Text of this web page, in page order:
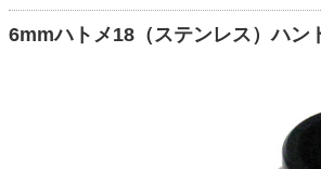
6mmハトメ18（ステンレス）ハン